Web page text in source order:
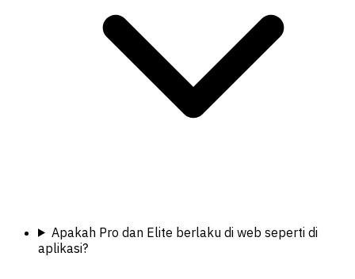
Apakah Pro dan Elite berlaku di web seperti di
aplikasi?